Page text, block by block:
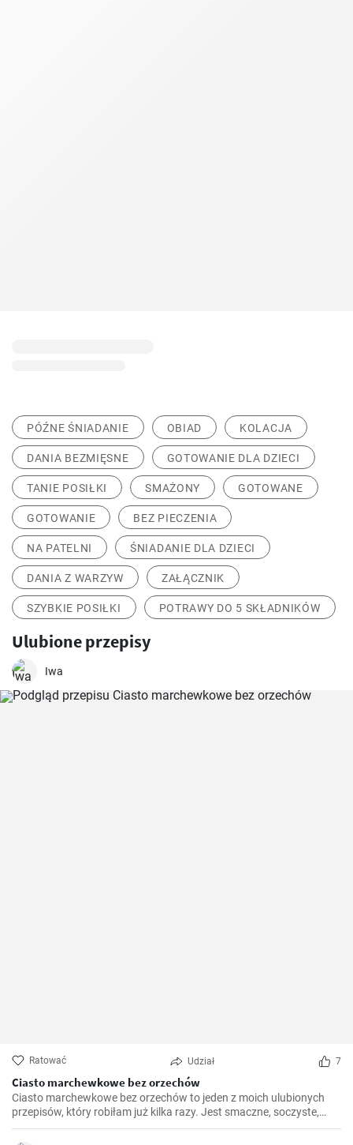
PÓŹNE ŚNIADANIE OBIAD KOLACJA
DANIA BEZMIĘSNE GOTOWANIE DLA DZIECI
TANIE POSIŁKI SMAŻONY GOTOWANE
GOTOWANIE BEZ PIECZENIA
NA PATELNI ŚNIADANIE DLA DZIECI
DANIA Z WARZYW ZAŁĄCZNIK
SZYBKIE POSIŁKI POTRAWY DO 5 SKŁADNIKÓW
Ulubione przepisy
Iwa
Ratować Udział 7
Ciasto marchewkowe bez orzechów
Ciasto marchewkowe bez orzechów to jeden z moich ulubionych
przepisów, który robiłam już kilka razy. Jest smaczne, soczyste,
proste i idealne dla tych, którzy nie mogą lub nie chcą spożywać
orzechów. Przygotowanie nie jest trudne, a efekt jest tego wart.